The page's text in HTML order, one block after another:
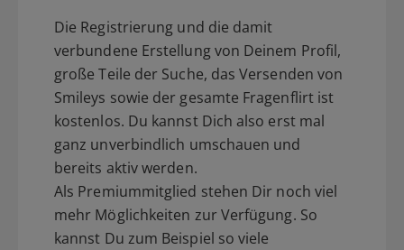
Die Registrierung und die damit
verbundene Erstellung von Deinem Profil,
große Teile der Suche, das Versenden von
Smileys sowie der gesamte Fragenflirt ist
kostenlos. Du kannst Dich also erst mal
ganz unverbindlich umschauen und
bereits aktiv werden.
Als Premiummitglied stehen Dir noch viel
mehr Möglichkeiten zur Verfügung. So
kannst Du zum Beispiel so viele